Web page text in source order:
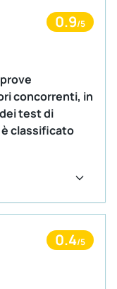
0.9/5
concorrenti, in
test di
classificato
0.4/5